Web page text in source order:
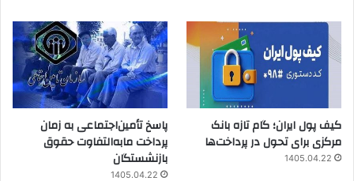
کیف پول ایران؛ گام تازه بانک
مرکزی برای تحول در پرداخت‌ها
1405.04.22
پاسخ تأمین‌اجتماعی به زمان
پرداخت مابه‌التفاوت حقوق
بازنشستگان
1405.04.22